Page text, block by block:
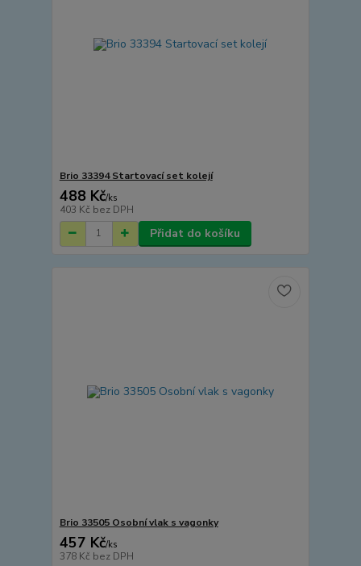
Brio 33394 Startovací set kolejí
488 Kč/ks
403 Kč bez DPH
Přidat do košíku
Brio 33505 Osobní vlak s vagonky
457 Kč/ks
378 Kč bez DPH